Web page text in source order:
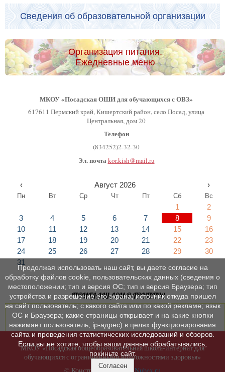
Сведения об образовательной организации
Организация питания.
Ежедневные меню
МКОУ «Посадская ОШИ для обучающихся с ОВЗ»
617611 Пермский край, Кишертский район, село Посад, улица
Центральная, дом 20
Телефон
(834252)2-32-30
Эл. почта kor.kish@mail.ru
‹ Август 2026 ›
Пн Вт Ср Чт Пт Сб Вс
1
2
3
4 5 6 7 8
9
10
11 12 13 14 15
16
17
18 19 20 21 22
23
24
25 26 27 28 29
30
31
ПРИГЛАШАЕМ В ГРУППУ!
МКОУ «Посадская общеобразовательная школа-интернат для
обучающихся с ограниченными возможностями здоровья»
© Конструктор сайтов Nubex.ru
Продолжая использовать наш сайт, вы даете согласие на
обработку файлов cookie, пользовательских данных (сведения о
местоположении; тип и версия ОС; тип и версия Браузера; тип
устройства и разрешение его экрана; источник откуда пришел
на сайт пользователь; с какого сайта или по какой рекламе; язык
ОС и Браузера; какие страницы открывает и на какие кнопки
нажимает пользователь; ip-адрес) в целях функционирования
сайта и проведения статистических исследований и обзоров.
Если вы не хотите, чтобы ваши данные обрабатывались,
покиньте сайт.
Согласен